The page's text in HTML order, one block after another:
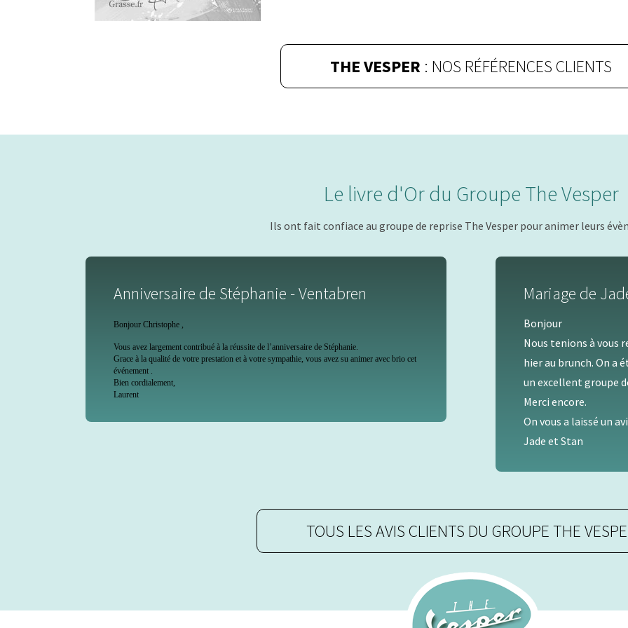
THE VESPER : NOS RÉFÉRENCES CLIENTS
Le livre d'Or du Groupe The Vesper
Ils ont fait confiace au groupe de reprise The Vesper pour animer leurs
Anniversaire de Stéphanie - Ventabren
Bonjour Christophe ,
Vous avez largement contribué à la réussite de l’anniversaire de Stéphanie.
Grace à la qualité de votre prestation et à votre sympathie, vous avez su animer avec brio cet
événement .
Bien cordialement,
Laurent
Mariage de Jade
Bonjour
Nous tenions à vous
hier au brunch. On a été
un excellent groupe de
Merci encore.
On vous a laissé un avis
Jade et Stan
TOUS LES AVIS CLIENTS DU GROUPE THE